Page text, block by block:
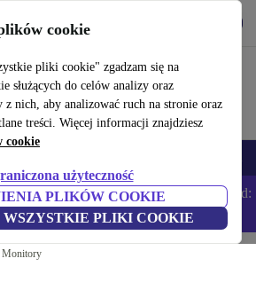
cookie
pliki cookie" zgadzam się na
służących do celów analizy oraz
nich, aby analizować ruch na stronie oraz
treści. Więcej informacji znajdziesz
cookie
użyteczność
PLIKÓW COOKIE
WSZYSTKIE PLIKI COOKIE
i łatwo
5% na wszystkich iPhone’ach – Kod:
Monitory